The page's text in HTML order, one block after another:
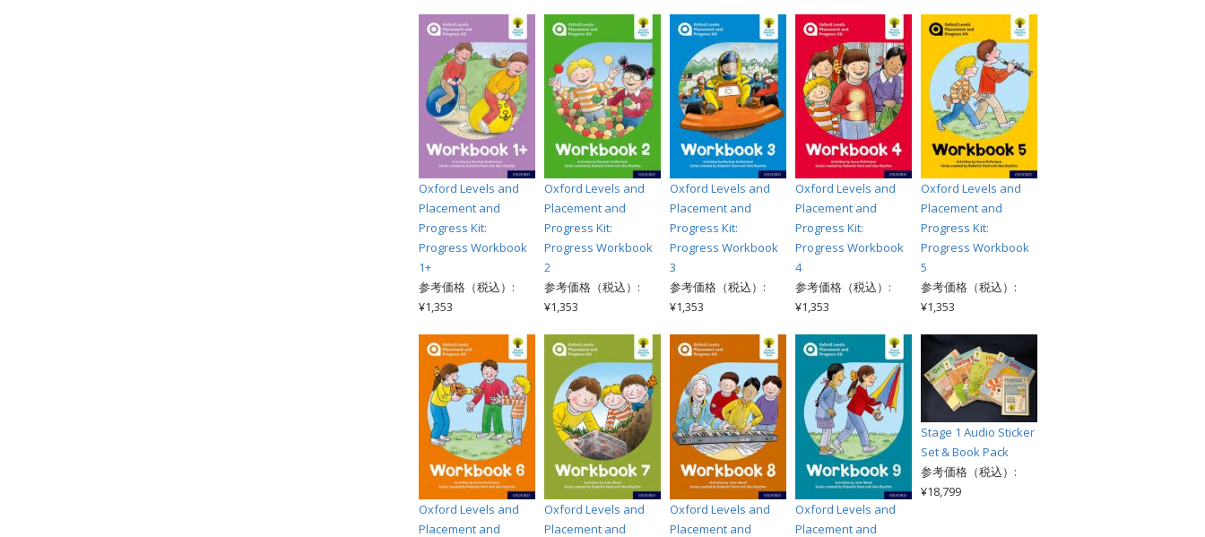
Oxford Levels and
Placement and
Progress Kit:
Progress Workbook
1+
参考価格（税込）:
¥1,353
Oxford Levels and
Placement and
Progress Kit:
Progress Workbook
2
参考価格（税込）:
¥1,353
Oxford Levels and
Placement and
Progress Kit:
Progress Workbook
3
参考価格（税込）:
¥1,353
Oxford Levels and
Placement and
Progress Kit:
Progress Workbook
4
参考価格（税込）:
¥1,353
Oxford Levels and
Placement and
Progress Kit:
Progress Workbook
5
参考価格（税込）:
¥1,353
Oxford Levels and
Placement and
Oxford Levels and
Placement and
Oxford Levels and
Placement and
Oxford Levels and
Placement and
Stage 1 Audio Sticker
Set & Book Pack
参考価格（税込）:
¥18,799